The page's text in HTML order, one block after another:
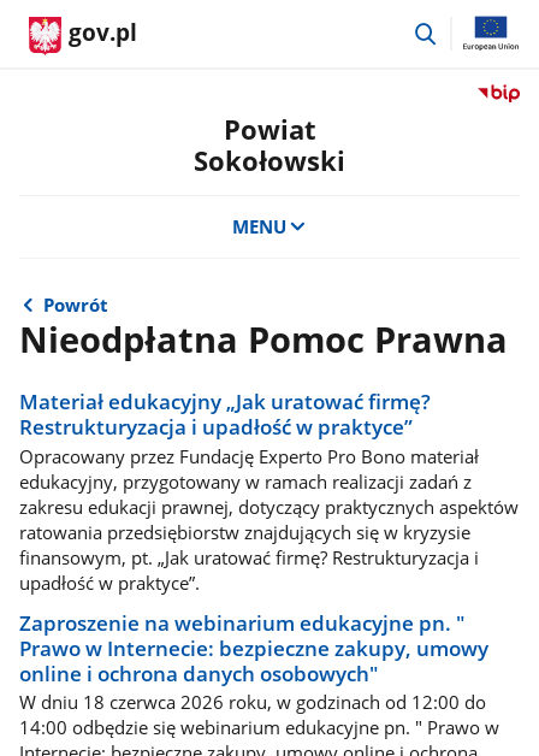
gov.pl
przejdź
Przejdź
Powiat
Sokołowski
MENU
Powrót
Nieodpłatna Pomoc Prawna
Materiał edukacyjny „Jak uratować firmę?
Restrukturyzacja i upadłość w praktyce”
Opracowany przez Fundację Experto Pro Bono materiał
edukacyjny, przygotowany w ramach realizacji zadań z
zakresu edukacji prawnej, dotyczący praktycznych aspektów
ratowania przedsiębiorstw znajdujących się w kryzysie
finansowym, pt. „Jak uratować firmę? Restrukturyzacja i
upadłość w praktyce”.
Zaproszenie na webinarium edukacyjne pn. "
Prawo w Internecie: bezpieczne zakupy, umowy
online i ochrona danych osobowych"
W dniu 18 czerwca 2026 roku, w godzinach od 12:00 do
14:00 odbędzie się webinarium edukacyjne pn. " Prawo w